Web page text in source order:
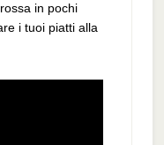
in pochi
i tuoi piatti alla